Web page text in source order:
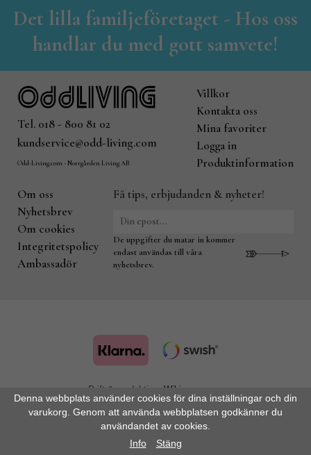
Det lilla familjeföretaget - Hos oss
handlar du med gott samvete!
Tel. 018 - 800 81 02
kundservice@odd-living.com
Odd-Living.com - Norrgården Living AB
Villkor
Kontakta oss
Mina favoriter
Logga in
Produktinformation
Om oss
Nyhetsbrev
Om cookies
Integritetspolicy
Ambassadör
Få tips, erbjudanden & nyheter!
De uppgifter du matar in kommer
endast användas till våra
nyhetsbrev.
Drift & produktion: Wikinggruppen
Denna webbplats använder cookies för dina inställningar och din
varukorg. Genom att använda webbplatsen godkänner du
användandet av cookies.
Info
Stäng